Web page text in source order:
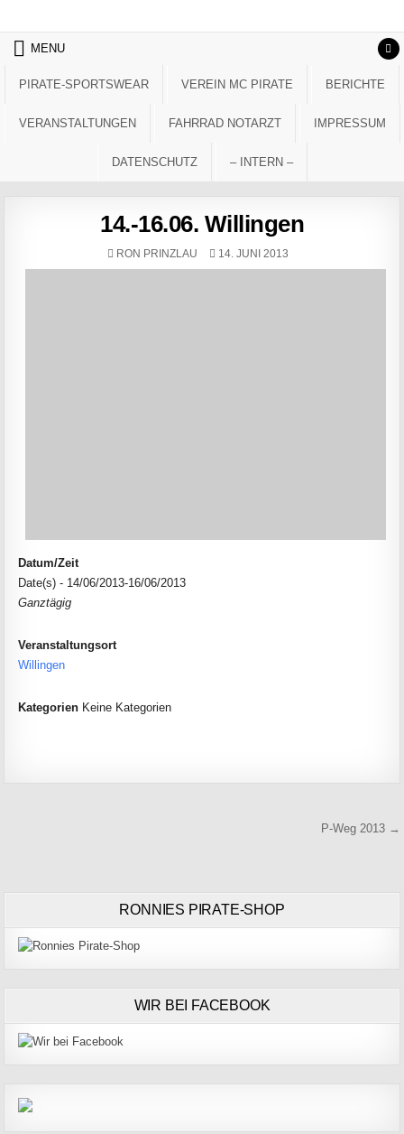
MENU
PIRATE-SPORTSWEAR VEREIN MC PIRATE BERICHTE
VERANSTALTUNGEN FAHRRAD NOTARZT IMPRESSUM
DATENSCHUTZ – INTERN –
14.-16.06. Willingen
AUTHOR:
RON PRINZLAU PUBLISHED DATE:
14. JUNI 2013
Datum/Zeit
Date(s) - 14/06/2013-16/06/2013
Ganztägig
Veranstaltungsort
Willingen
Kategorien Keine Kategorien
P-Weg 2013 →
RONNIES PIRATE-SHOP
WIR BEI FACEBOOK